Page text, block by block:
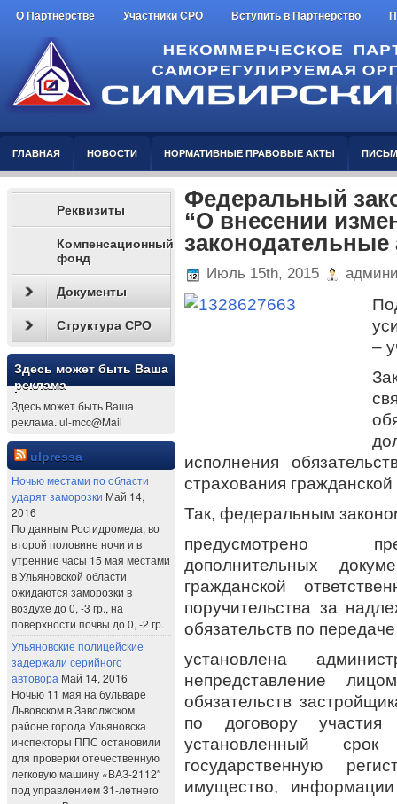
О Партнерстве Участники СРО Вступить в Партнерство
ГЛАВНАЯ НОВОСТИ НОРМАТИВНЫЕ ПРАВОВЫЕ АКТЫ
Реквизиты
Компенсационный
фонд
Документы
Структура СРО
Здесь может быть Ваша
реклама
Здесь может быть Ваша
реклама. ul-mcc@Mail
ulpressa
Ночью местами по области
ударят заморозки Май 14,
2016
По данным Росгидромеда, во
второй половине ночи и в
утренние часы 15 мая местами
в Ульяновской области
ожидаются заморозки в
воздухе до 0, -3 гр., на
поверхности почвы до 0, -2 гр.
Ульяновские полицейские
задержали серийного
автовора Май 14, 2016
Ночью 11 мая на бульваре
Львовском в Заволжском
районе города Ульяновска
инспекторы ППС остановили
для проверки отечественную
легковую машину «ВАЗ-2112″
под управлением 31-летнего
Федеральный
“О внесении
Июль 15th, 2015
–
исполнения
страхования
Так, федеральным
предусмотрено
дополнительных
гражданской
поручительства за
обязательств по
установлена
непредставление
обязательств
по договору
установленный
государственную
имущество,